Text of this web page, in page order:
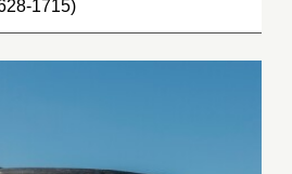
1715)